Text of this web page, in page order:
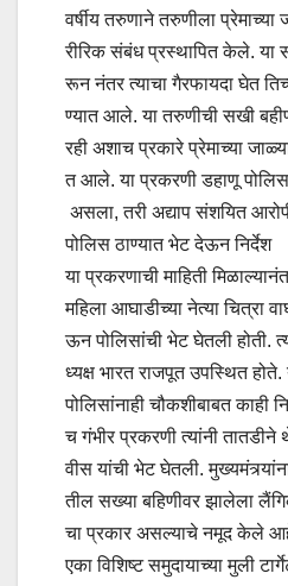
वर्षीय तरुणाने तरुणीला
रीरिक संबंध प्रस्थापित केले. या
रून नंतर त्याचा गैरफायदा घेत
ण्यात आले. या तरुणीची सखी
रही अशाच प्रकारे प्रेमाच्या
त आले. या प्रकरणी डहाणू पोलिस
असला, तरी अद्याप संशयित
पोलिस ठाण्यात भेट देऊन निर्देश
या प्रकरणाची माहिती
महिला आघाडीच्या नेत्या चित्रा
ऊन पोलिसांची भेट घेतली होती.
ध्यक्ष भारत राजपूत उपस्थित
पोलिसांनाही चौकशीबाबत काही
च गंभीर प्रकरणी त्यांनी
वीस यांची भेट घेतली.
तील सख्या बहिणीवर झालेला
चा प्रकार असल्याचे नमूद केले
एका विशिष्ट समुदायाच्या मुली